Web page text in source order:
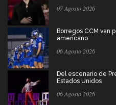
07 Agosto 2026
Borregos CCM van
americano
06 Agosto 2026
Del escenario de
Estados Unidos
06 Agosto 2026